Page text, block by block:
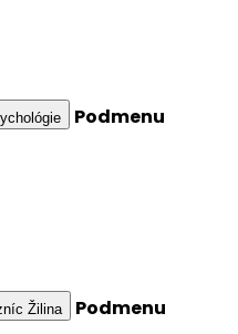
Podmenu
Žilina
Podmenu